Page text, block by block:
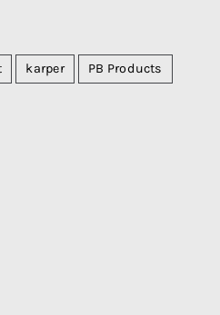
karper PB Products